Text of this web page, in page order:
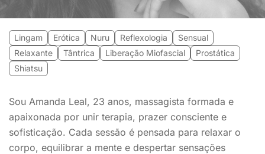
Lingam Erótica Nuru Reflexologia
Sensual
Relaxante
Tântrica Liberação Miofascial
Prostática
Shiatsu
Sou Amanda Leal, 23 anos, massagista formada e
apaixonada por unir terapia, prazer consciente e
sofisticação. Cada sessão é pensada para relaxar o
corpo, equilibrar a mente e despertar sensações